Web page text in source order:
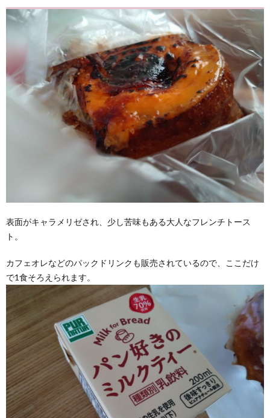
表面がキャラメリゼされ、少し苦味もある大人なフレンチトース
ト。
カフェオレなどのパックドリンクも販売されているので、ここだけ
で1食そろえられます。